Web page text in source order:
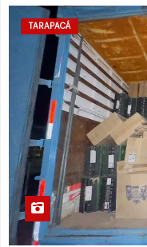
TARAPACÁ